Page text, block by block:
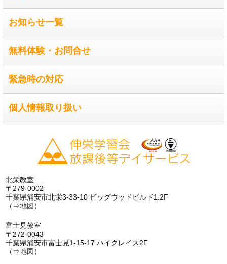
お知らせ一覧
無料体験・お問合せ
緊急時の対応
個人情報取り扱い
北栄教室
〒279-0002
千葉県浦安市北栄3-33-10 ビッグウッドビルド1.2F
（⇒地図 ）
富士見教室
〒272-0043
千葉県浦安市富士見1-15-17 ハイグレイス2F
（⇒地図 ）